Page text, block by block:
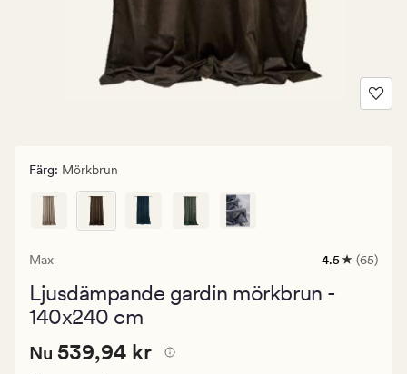
Färg: Mörkbrun
Max
65
med
4.5 (65)
Ljusdämpande gardin mörkbrun -
140x240 cm
Nuvarande
Nuvarande pris
Nu 539,94 kr